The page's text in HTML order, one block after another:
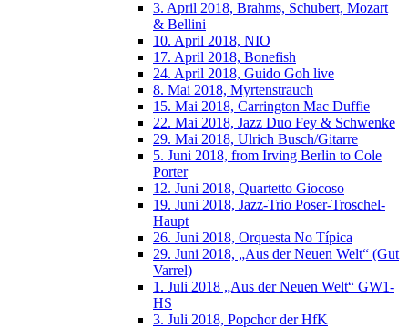
3. April 2018, Brahms, Schubert, Mozart
& Bellini
10. April 2018, NIO
17. April 2018, Bonefish
24. April 2018, Guido Goh live
8. Mai 2018, Myrtenstrauch
15. Mai 2018, Carrington Mac Duffie
22. Mai 2018, Jazz Duo Fey & Schwenke
29. Mai 2018, Ulrich Busch/Gitarre
5. Juni 2018, from Irving Berlin to Cole
Porter
12. Juni 2018, Quartetto Giocoso
19. Juni 2018, Jazz-Trio Poser-Troschel-
Haupt
26. Juni 2018, Orquesta No Típica
29. Juni 2018, „Aus der Neuen Welt“ (Gut
Varrel)
1. Juli 2018 „Aus der Neuen Welt“ GW1-
HS
3. Juli 2018, Popchor der HfK